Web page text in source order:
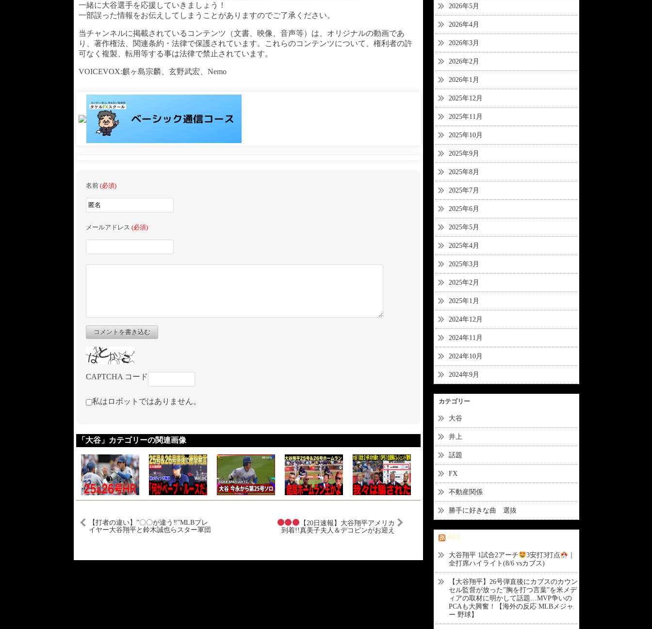
一緒に大谷選手を応援していきましょう！
一部誤った情報をお伝えしてしまうことがありますのでご了承ください。
当チャンネルに掲載されているコンテンツ（文書、映像、音声等）は、オリジナルの動画であ
り、著作権法、関連条約・法律で保護されています。これらのコンテンツについて、権利者の許
可なく複製、転用等する事は法律で禁止されています。
VOICEVOX:麒ヶ島宗麟、玄野武宏、Nemo
名前 (必須)
メールアドレス (必須)
コメントを書き込む
CAPTCHA コード
私はロボットではありません。
「大谷」カテゴリーの関連画像
【打者の違い】”〇〇が違う‼︎”MLBプレ
イヤー大谷翔平と鈴木誠也らスター軍団
【20日速報】大谷翔平アメリカ
到着!!真美子夫人＆デコピンがお迎え
2026年5月
2026年4月
2026年3月
2026年2月
2026年1月
2025年12月
2025年11月
2025年10月
2025年9月
2025年8月
2025年7月
2025年6月
2025年5月
2025年4月
2025年3月
2025年2月
2025年1月
2024年12月
2024年11月
2024年10月
2024年9月
カテゴリー
大谷
井上
話題
FX
不動産関係
勝手に好きな曲 選抜
RSS
大谷翔平 1試合2アーチ 3安打3打点
全打席ハイライト(8/6 vsカブス)
【大谷翔平】26号弾直後にカブスのカウン
セル監督が放った”胸を打つ言葉”を米メデ
ィアの取材に明かして話題…MVP争いの
PCAも大興奮！【海外の反応 MLBメジャ
ー 野球】